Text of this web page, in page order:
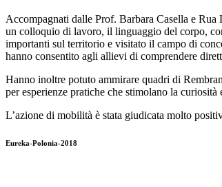
Accompagnati dalle Prof. Barbara Casella e
un colloquio di lavoro, il linguaggio del corpo,
importanti sul territorio e visitato il campo di
hanno consentito agli allievi di comprendere
Hanno inoltre potuto ammirare quadri di
per esperienze pratiche che stimolano la
L’azione di mobilità è stata giudicata molto
Eureka-Polonia-2018